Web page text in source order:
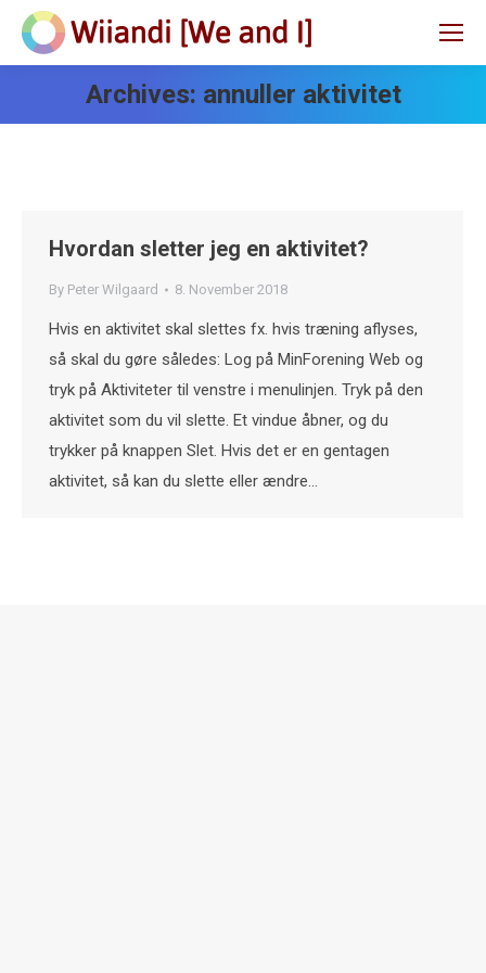
Archives: annuller aktivitet
Hvordan sletter jeg en aktivitet?
By Peter Wilgaard 8. November 2018
Hvis en aktivitet skal slettes fx. hvis træning aflyses,
så skal du gøre således: Log på MinForening Web og
tryk på Aktiviteter til venstre i menulinjen. Tryk på den
aktivitet som du vil slette. Et vindue åbner, og du
trykker på knappen Slet. Hvis det er en gentagen
aktivitet, så kan du slette eller ændre…